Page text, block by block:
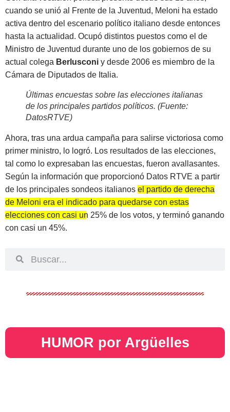
cuando se unió al Frente de la Juventud, Meloni ha estado
activa dentro del escenario político italiano desde entonces
hasta la actualidad. Ocupó distintos puestos como el de
Ministro de Juventud durante uno de los gobiernos de su
actual colega Berlusconi y desde 2006 es miembro de la
Cámara de Diputados de Italia.
Últimas encuestas sobre las elecciones italianas
de los principales partidos políticos. (Fuente:
DatosRTVE)
Ahora, tras una ardua campaña para salirse victoriosa como
primer ministro, lo logró. Los resultados de las elecciones,
tal como lo expresaban las encuestas, fueron avallasantes.
Según la información que proporcionó Datos RTVE a partir
de los principales sondeos italianos el partido de derecha
de Meloni era el indicado para quedarse con estas
elecciones con casi un 25% de los votos, y terminó ganando
con casi un 45%.
HUMOR por Argüelles​